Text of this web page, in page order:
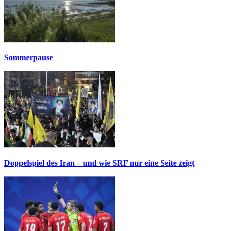
Sommerpause
Doppelspiel des Iran – und wie SRF nur eine Seite zeigt